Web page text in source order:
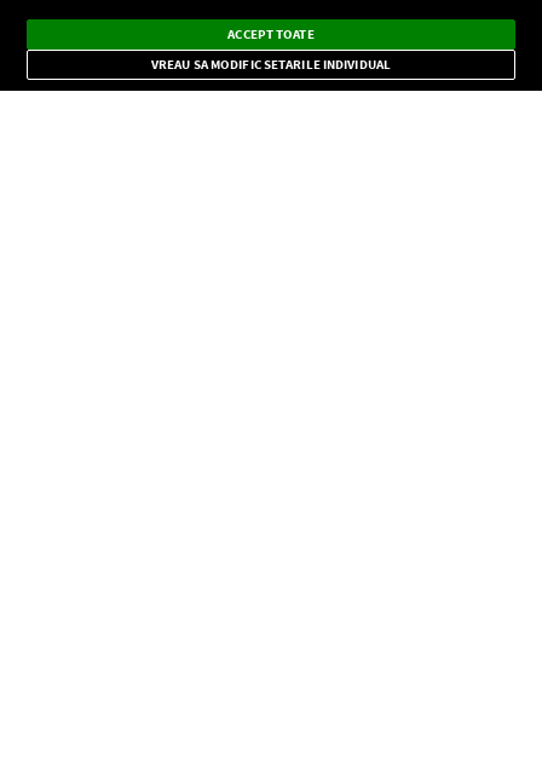
CONFIDENŢIALITATE
Dark
Mode
Radio live, podcasturi, știri și alerte
importante.
×
ACCEPT TOATE
VREAU SA MODIFIC SETARILE INDIVIDUAL